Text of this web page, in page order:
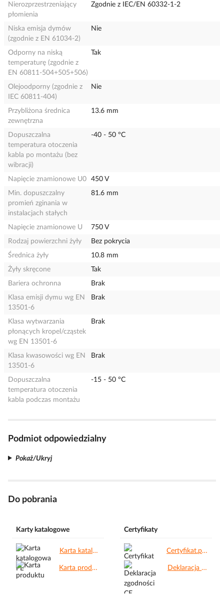
Nierozprzestrzeniający
płomienia
Zgodnie z IEC/EN 60332-1-2
Niska emisja dymów
(zgodnie z EN 61034-2)
Nie
Odporny na niską
temperaturę (zgodnie z
EN 60811-504+505+506)
Tak
Olejoodporny (zgodnie z
IEC 60811-404)
Nie
Przybliżona średnica
zewnętrzna
13.6 mm
Dopuszczalna
temperatura otoczenia
kabla po montażu (bez
wibracji)
-40 - 50 °C
Napięcie znamionowe U0
450 V
Min. dopuszczalny
promień zginania w
instalacjach stałych
81.6 mm
Napięcie znamionowe U
750 V
Rodzaj powierzchni żyły
Bez pokrycia
Średnica żyły
10.8 mm
Żyły skręcone
Tak
Bariera ochronna
Brak
Klasa emisji dymu wg EN
13501-6
Brak
Klasa wytwarzania
płonących kropel/cząstek
wg EN 13501-6
Brak
Klasa kwasowości wg EN
13501-6
Brak
Dopuszczalna
temperatura otoczenia
kabla podczas montażu
-15 - 50 °C
Podmiot odpowiedzialny
Pokaż/Ukryj
Do pobrania
Karty katalogowe
Karta katalogowa PL.pdf
Karta produktu.pdf
Certyfikaty
Certyfikat.pdf
Deklaracja zgodności CE.pdf